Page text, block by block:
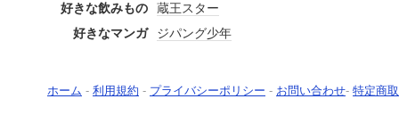
好きな飲みもの
蔵王スター
好きなマンガ
ジパング少年
ホーム - 利用規約 - プライバシーポリシー - お問い合わせ- 特定商